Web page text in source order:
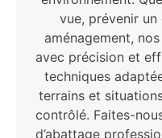
vue, prévenir
aménagement,
avec précision et
techniques
terrains et
contrôlé. Faites-
d’abattage